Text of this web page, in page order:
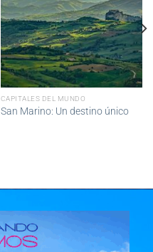
CAPITALES DEL MUNDO
San Marino: Un destino único